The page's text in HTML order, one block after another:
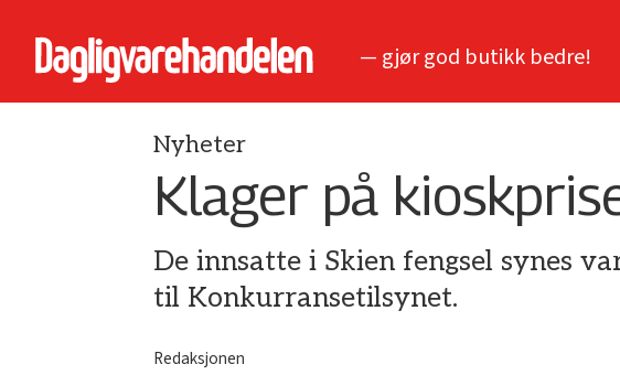
— gjør god butikk bedre!
Nyheter
Klager på
De innsatte i Skien fengsel synes
til Konkurransetilsynet.
Redaksjonen